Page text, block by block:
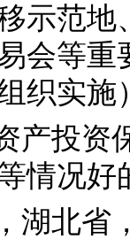
示范
会等
织实施
产投资
情况好
湖北省